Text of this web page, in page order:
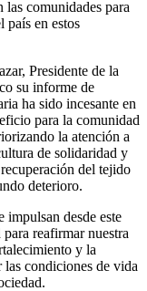
las comunidades para
país en estos
Presidente de la
su informe de
ha sido incesante en
para la comunidad
la atención a
de solidaridad y
del tejido
deterioro.
impulsan desde este
reafirmar nuestra
y la
las condiciones de vida